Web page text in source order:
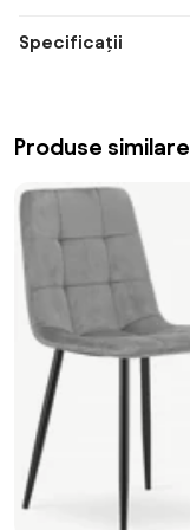
Specificații
Produse similare